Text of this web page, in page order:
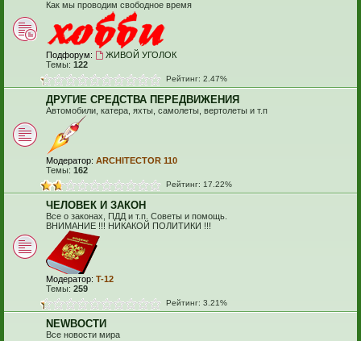
Как мы проводим свободное время
Подфорум:
ЖИВОЙ УГОЛОК
Темы: 122
Рейтинг: 2.47%
ДРУГИЕ СРЕДСТВА ПЕРЕДВИЖЕНИЯ
Автомобили, катера, яхты, самолеты, вертолеты и т.п
Модератор: ARCHITECTOR 110
Темы: 162
Рейтинг: 17.22%
ЧЕЛОВЕК И ЗАКОН
Все о законах, ПДД и т.п. Советы и помощь.
ВНИМАНИЕ !!! НИКАКОЙ ПОЛИТИКИ !!!
Модератор: T-12
Темы: 259
Рейтинг: 3.21%
NEWВОСТИ
Все новости мира